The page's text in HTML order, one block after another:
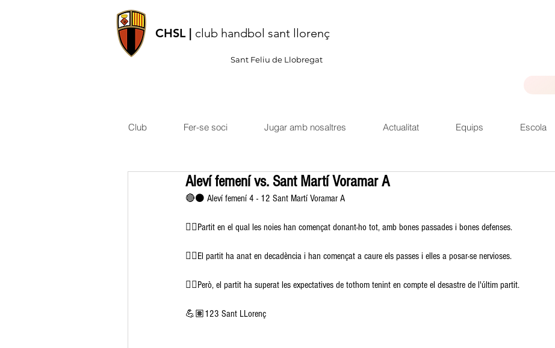
CHSL | club handbol sant llorenç
Sant Feliu de Llobregat
Club Fer-se soci Jugar amb nosaltres Actualitat Equips Escola
Aleví femení vs. Sant Martí Voramar A
🔴⚫️ Aleví femení 4 - 12 Sant Martí Voramar A
👉🏽Partit en el qual les noies han començat donant-ho tot, amb bones passades i bones defenses.
👉🏽El partit ha anat en decadència i han començat a caure els passes i elles a posar-se nervioses.
👉🏽Però, el partit ha superat les expectatives de tothom tenint en compte el desastre de l'últim partit.
💪🏽123 Sant LLorenç